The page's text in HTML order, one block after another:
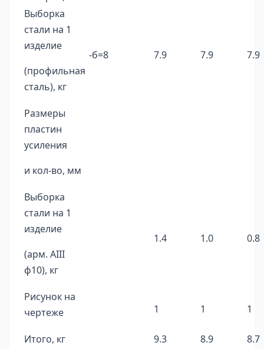
Выборка
стали на 1
изделие
(профильная
сталь), кг
-б=8 7.9 7.9 7.9
Размеры
пластин
усиления
и кол-во, мм
Выборка
стали на 1
изделие
(арм. AIII
ф10), кг
1.4 1.0 0.8
Рисунок на
чертеже
1 1 1
Итого, кг 9.3 8.9
8.7